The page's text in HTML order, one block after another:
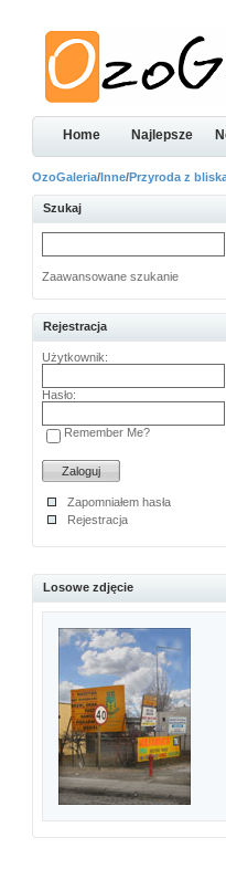
Home Najlepsze
OzoGaleria/Inne/Przyroda z
Szukaj
Zaawansowane szukanie
Rejestracja
Użytkownik:
Hasło:
Remember Me?
Zapomniałem hasła
Rejestracja
Losowe zdjęcie